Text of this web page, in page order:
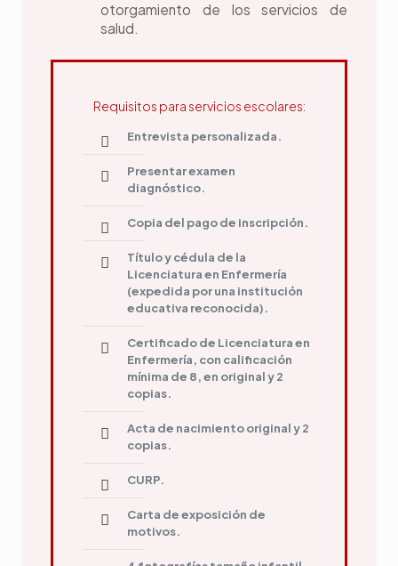
otorgamiento de los servicios de
salud.
Requisitos para servicios escolares:
Entrevista personalizada.
Presentar examen
diagnóstico.
Copia del pago de inscripción.
Título y cédula de la
Licenciatura en Enfermería
(expedida por una institución
educativa reconocida).
Certificado de Licenciatura en
Enfermería, con calificación
mínima de 8, en original y 2
copias.
Acta de nacimiento original y 2
copias.
CURP.
Carta de exposición de
motivos.